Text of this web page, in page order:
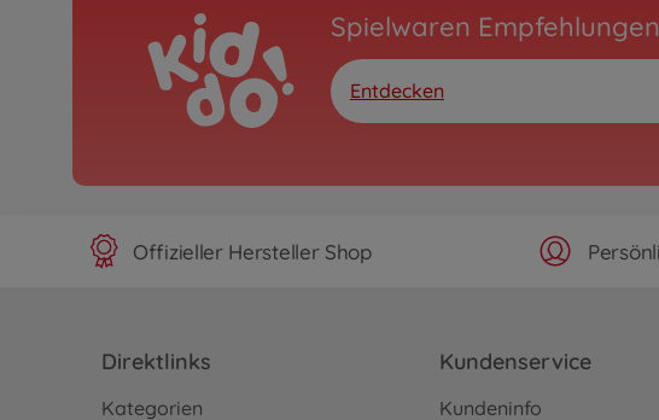
Spielwaren Empfehlungen
Entdecken
Offizieller Hersteller Shop
Direktlinks
Kategorien
Kundenservice
Kundeninfo